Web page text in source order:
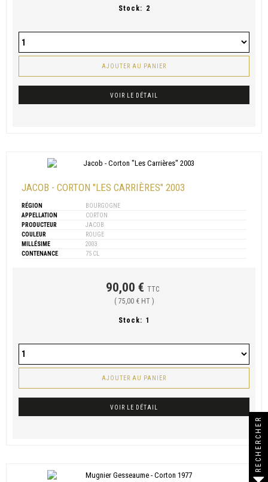
Stock: 2
AJOUTER AU PANIER
VOIR LE DÉTAIL
JACOB - CORTON "LES CARRIÈRES" 2003
RÉGION
BOURGOGNE
APPELLATION
CORTON
PRODUCTEUR
JACOB
COULEUR
ROUGE
MILLÉSIME
2003
CONTENANCE
75 CL
90,00 € TTC
( 75,00 € HT )
Stock: 1
AJOUTER AU PANIER
VOIR LE DÉTAIL
RECHERCHER